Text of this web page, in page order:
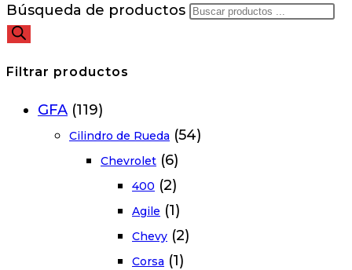
Búsqueda de productos
Filtrar productos
GFA (119)
Cilindro de Rueda (54)
Chevrolet (6)
400 (2)
Agile (1)
Chevy (2)
Corsa (1)